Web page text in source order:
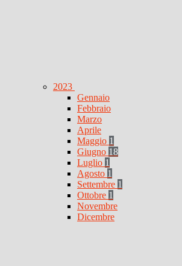
2023
Gennaio
Febbraio
Marzo
Aprile
Maggio 1
Giugno 18
Luglio 1
Agosto 1
Settembre 1
Ottobre 1
Novembre
Dicembre